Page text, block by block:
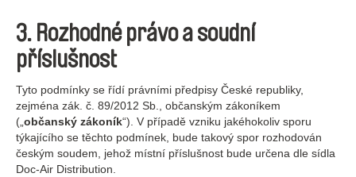
3. Rozhodné právo a soudní
příslušnost
Tyto podmínky se řídí právními předpisy České republiky,
zejména zák. č. 89/2012 Sb., občanským zákoníkem
(„ občanský zákoník“). V případě vzniku jakéhokoliv sporu
týkajícího se těchto podmínek, bude takový spor rozhodován
českým soudem, jehož místní příslušnost bude určena dle sídla
Doc-Air Distribution.